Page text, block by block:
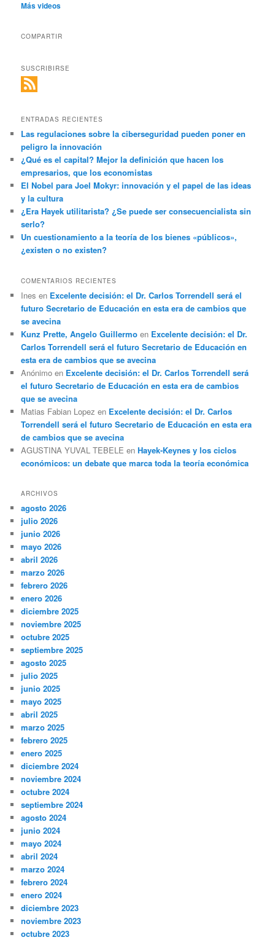
Más videos
COMPARTIR
SUSCRIBIRSE
ENTRADAS RECIENTES
Las regulaciones sobre la ciberseguridad pueden poner en
peligro la innovación
¿Qué es el capital? Mejor la definición que hacen los
empresarios, que los economistas
El Nobel para Joel Mokyr: innovación y el papel de las ideas
y la cultura
¿Era Hayek utilitarista? ¿Se puede ser consecuencialista sin
serlo?
Un cuestionamiento a la teoría de los bienes «públicos»,
¿existen o no existen?
COMENTARIOS RECIENTES
Ines en Excelente decisión: el Dr. Carlos Torrendell será el
futuro Secretario de Educación en esta era de cambios que
se avecina
Kunz Prette, Angelo Guillermo en Excelente decisión: el Dr.
Carlos Torrendell será el futuro Secretario de Educación en
esta era de cambios que se avecina
Anónimo en Excelente decisión: el Dr. Carlos Torrendell será
el futuro Secretario de Educación en esta era de cambios
que se avecina
Matias Fabian Lopez en Excelente decisión: el Dr. Carlos
Torrendell será el futuro Secretario de Educación en esta era
de cambios que se avecina
AGUSTINA YUVAL TEBELE enHayek-Keynes y los ciclos
económicos: un debate que marca toda la teoría económica
ARCHIVOS
agosto 2026
julio 2026
junio 2026
mayo 2026
abril 2026
marzo 2026
febrero 2026
enero 2026
diciembre 2025
noviembre 2025
octubre 2025
septiembre 2025
agosto 2025
julio 2025
junio 2025
mayo 2025
abril 2025
marzo 2025
febrero 2025
enero 2025
diciembre 2024
noviembre 2024
octubre 2024
septiembre 2024
agosto 2024
junio 2024
mayo 2024
abril 2024
marzo 2024
febrero 2024
enero 2024
diciembre 2023
noviembre 2023
octubre 2023